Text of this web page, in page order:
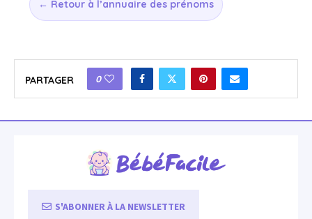
← Retour à l’annuaire des prénoms
PARTAGER 0
S'ABONNER À LA NEWSLETTER